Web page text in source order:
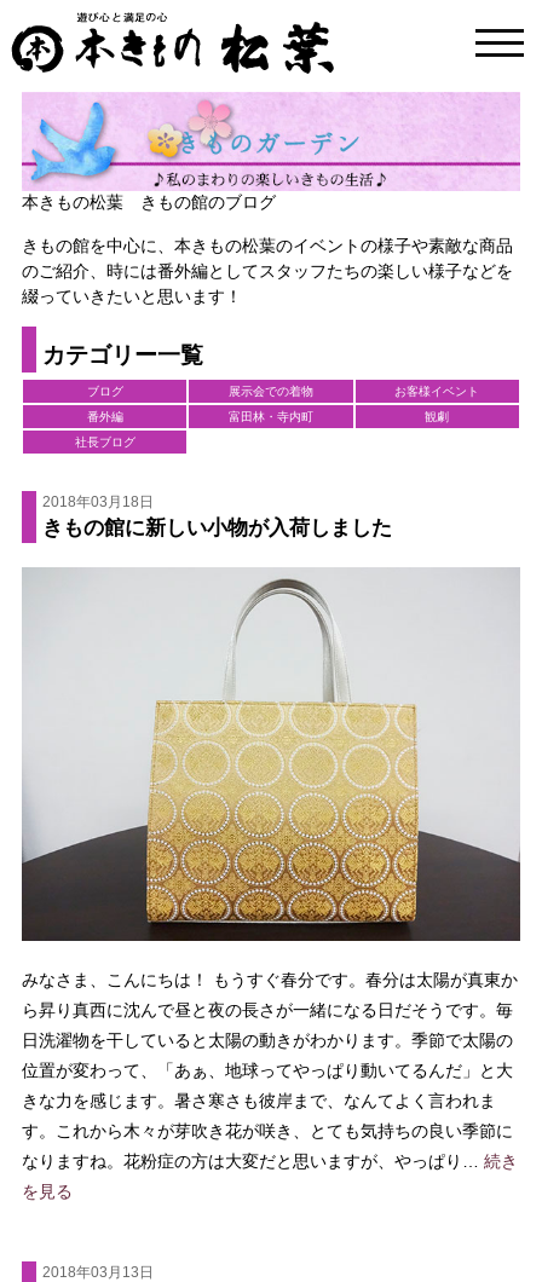
本きもの松葉 きもの館のブログ
きもの館を中心に、本きもの松葉のイベントの様子や素敵な商品
のご紹介、時には番外編としてスタッフたちの楽しい様子などを
綴っていきたいと思います！
カテゴリー一覧
ブログ 展示会での着物
お客様イベント
番外編
富田林・寺内町
観劇
社長ブログ
2018年03月18日
きもの館に新しい小物が入荷しました
みなさま、こんにちは！ もうすぐ春分です。春分は太陽が真東か
ら昇り真西に沈んで昼と夜の長さが一緒になる日だそうです。毎
日洗濯物を干していると太陽の動きがわかります。季節で太陽の
位置が変わって、「あぁ、地球ってやっぱり動いてるんだ」と大
きな力を感じます。暑さ寒さも彼岸まで、なんてよく言われま
す。これから木々が芽吹き花が咲き、とても気持ちの良い季節に
なりますね。花粉症の方は大変だと思いますが、やっぱり… 続き
を見る
2018年03月13日